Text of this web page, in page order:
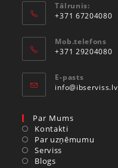
Tālrunis:
+371 67204080
Mob.telefons
+371 29204080
E-pasts
info@ibserviss.lv
Par Mums
Kontakti
Par uzņēmumu
Serviss
Blogs